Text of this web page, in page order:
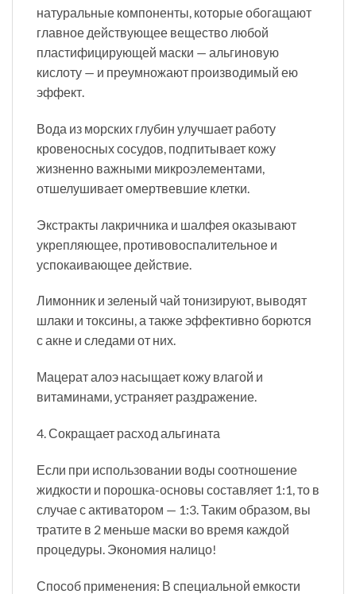
натуральные компоненты, которые обогащают
главное действующее вещество любой
пластифицирующей маски — альгиновую
кислоту — и преумножают производимый ею
эффект.
Вода из морских глубин улучшает работу
кровеносных сосудов, подпитывает кожу
жизненно важными микроэлементами,
отшелушивает омертвевшие клетки.
Экстракты лакричника и шалфея оказывают
укрепляющее, противовоспалительное и
успокаивающее действие.
Лимонник и зеленый чай тонизируют, выводят
шлаки и токсины, а также эффективно борются
с акне и следами от них.
Мацерат алоэ насыщает кожу влагой и
витаминами, устраняет раздражение.
4. Сокращает расход альгината
Если при использовании воды соотношение
жидкости и порошка-основы составляет 1:1, то в
случае с активатором — 1:3. Таким образом, вы
тратите в 2 меньше маски во время каждой
процедуры. Экономия налицо!
Способ применения: В специальной емкости